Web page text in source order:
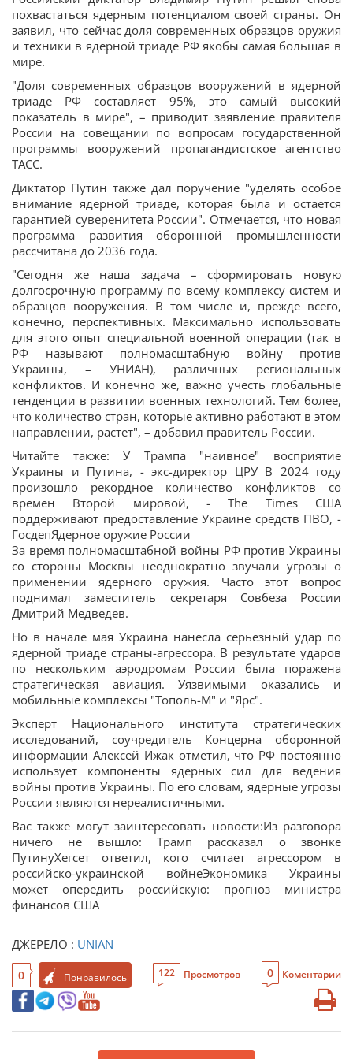
похвастаться ядерным потенциалом своей страны. Он
заявил, что сейчас доля современных образцов оружия
и техники в ядерной триаде РФ якобы самая большая в
мире.
"Доля современных образцов вооружений в ядерной
триаде РФ составляет 95%, это самый высокий
показатель в мире", – приводит заявление правителя
России на совещании по вопросам государственной
программы вооружений пропагандистское агентство
ТАСС.
Диктатор Путин также дал поручение "уделять особое
внимание ядерной триаде, которая была и остается
гарантией суверенитета России". Отмечается, что новая
программа развития оборонной промышленности
рассчитана до 2036 года.
"Сегодня же наша задача – сформировать новую
долгосрочную программу по всему комплексу систем и
образцов вооружения. В том числе и, прежде всего,
конечно, перспективных. Максимально использовать
для этого опыт специальной военной операции (так в
РФ называют полномасштабную войну против
Украины, – УНИАН), различных региональных
конфликтов. И конечно же, важно учесть глобальные
тенденции в развитии военных технологий. Тем более,
что количество стран, которые активно работают в этом
направлении, растет", – добавил правитель России.
Читайте также: У Трампа "наивное" восприятие
Украины и Путина, - экс-директор ЦРУ В 2024 году
произошло рекордное количество конфликтов со
времен Второй мировой, - The Times США
поддерживают предоставление Украине средств ПВО, -
ГосдепЯдерное оружие России
За время полномасштабной войны РФ против Украины
со стороны Москвы неоднократно звучали угрозы о
применении ядерного оружия. Часто этот вопрос
поднимал заместитель секретаря Совбеза России
Дмитрий Медведев.
Но в начале мая Украина нанесла серьезный удар по
ядерной триаде страны-агрессора. В результате ударов
по нескольким аэродромам России была поражена
стратегическая авиация. Уязвимыми оказались и
мобильные комплексы "Тополь-М" и "Ярс".
Эксперт Национального института стратегических
исследований, соучредитель Концерна оборонной
информации Алексей Ижак отметил, что РФ постоянно
использует компоненты ядерных сил для ведения
войны против Украины. По его словам, ядерные угрозы
России являются нереалистичными.
Вас также могут заинтересовать новости:Из разговора
ничего не вышло: Трамп рассказал о звонке
ПутинуХегсет ответил, кого считает агрессором в
российско-украинской войнеЭкономика Украины
может опередить российскую: прогноз министра
финансов США
ДЖЕРЕЛО : UNIAN
0 Понравилось 122 Просмотров 0 Коментарии